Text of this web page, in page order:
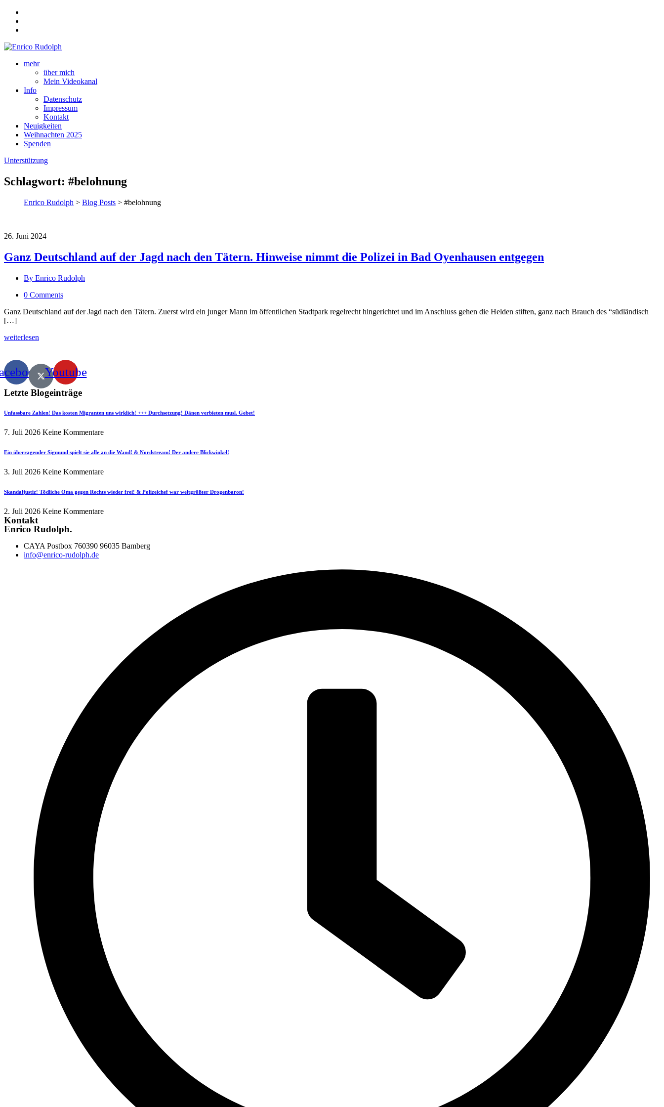
mehr
über mich
Mein Videokanal
Info
Datenschutz
Impressum
Kontakt
Neuigkeiten
Weihnachten 2025
Spenden
Unterstützung
Schlagwort: #belohnung
Enrico Rudolph > Blog Posts > #belohnung
26. Juni 2024
Ganz Deutschland auf der Jagd nach den Tätern. Hinweise nimmt die Polizei in Bad Oyenhausen entgegen
By Enrico Rudolph
0 Comments
Ganz Deutschland auf der Jagd nach den Tätern. Zuerst wird ein junger Mann im öffentlichen Stadtpark regelrecht hingerichtet und im Anschluss gehen die Helden stiften, ganz nach Brauch des “südländisch
[…]
weiterlesen
Youtube
Letzte Blogeinträge
Unfassbare Zahlen! Das kosten Migranten uns wirklich! +++ Durchsetzung! Dänen verbieten musl. Gebet!
7. Juli 2026 Keine Kommentare
Ein überragender Sigmund spielt sie alle an die Wand! & Nordstream! Der andere Blickwinkel!
3. Juli 2026 Keine Kommentare
Skandaljustiz! Tödliche Oma gegen Rechts wieder frei! & Polizeichef war weltgrößter Drogenbaron!
2. Juli 2026 Keine Kommentare
Kontakt
Enrico Rudolph.
CAYA Postbox 760390 96035 Bamberg
info@enrico-rudolph.de